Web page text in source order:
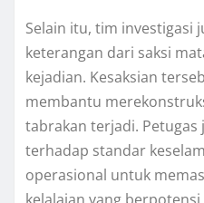
Selain itu, tim investigasi
keterangan dari saksi
kejadian. Kesaksian
membantu
tabrakan terjadi. Petugas
terhadap standar
operasional untuk